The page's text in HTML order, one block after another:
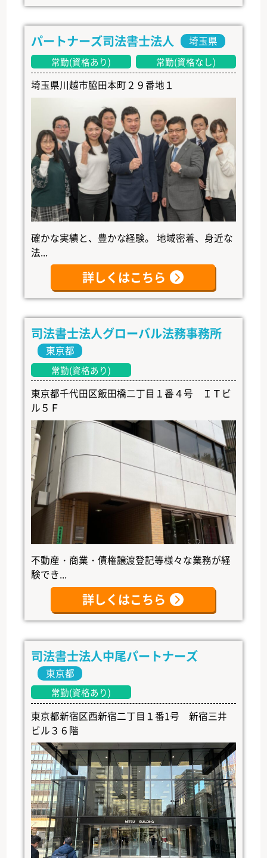
パートナーズ司法書士法人 埼玉県
常勤(資格あり) 常勤(資格なし)
埼玉県川越市脇田本町２９番地１
確かな実績と、豊かな経験。 地域密着、身近な
法...
詳しくはこちら
司法書士法人グローバル法務事務所
東京都
常勤(資格あり)
東京都千代田区飯田橋二丁目１番４号 ＩＴビ
ル５Ｆ
不動産・商業・債権譲渡登記等様々な業務が経
験でき...
詳しくはこちら
司法書士法人中尾パートナーズ
東京都
常勤(資格あり)
東京都新宿区西新宿二丁目１番1号 新宿三井
ビル３６階